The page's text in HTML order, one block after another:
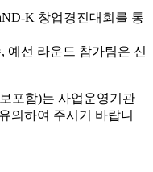
K 창업경진대회를 통
예선 라운드 참가팀은 신
포함)는 사업운영기관
의하여 주시기 바랍니